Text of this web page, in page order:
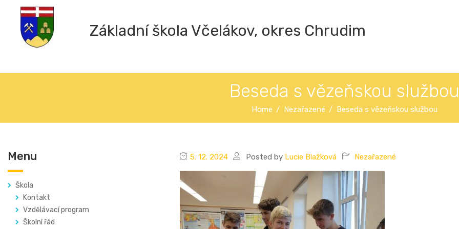
Základní škola Včelákov, okres Chrudim
Beseda s vězeňskou službou
Home Nezařazené Beseda s vězeňskou službou
Menu
Škola
Kontakt
Vzdělávací program
Školní řád
5. 12. 2024 Posted by Lucie Blažková Nezařazené